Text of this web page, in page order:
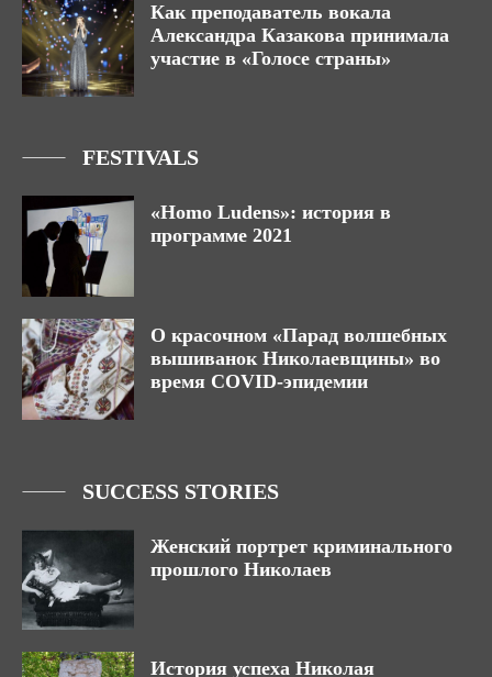
Как преподаватель вокала
Александра Казакова принимала
участие в «Голосе страны»
FESTIVALS
«Homo Ludens»: история в
программе 2021
О красочном «Парад волшебных
вышиванок Николаевщины» во
время COVID-эпидемии
SUCCESS STORIES
Женский портрет криминального
прошлого Николаев
История успеха Николая